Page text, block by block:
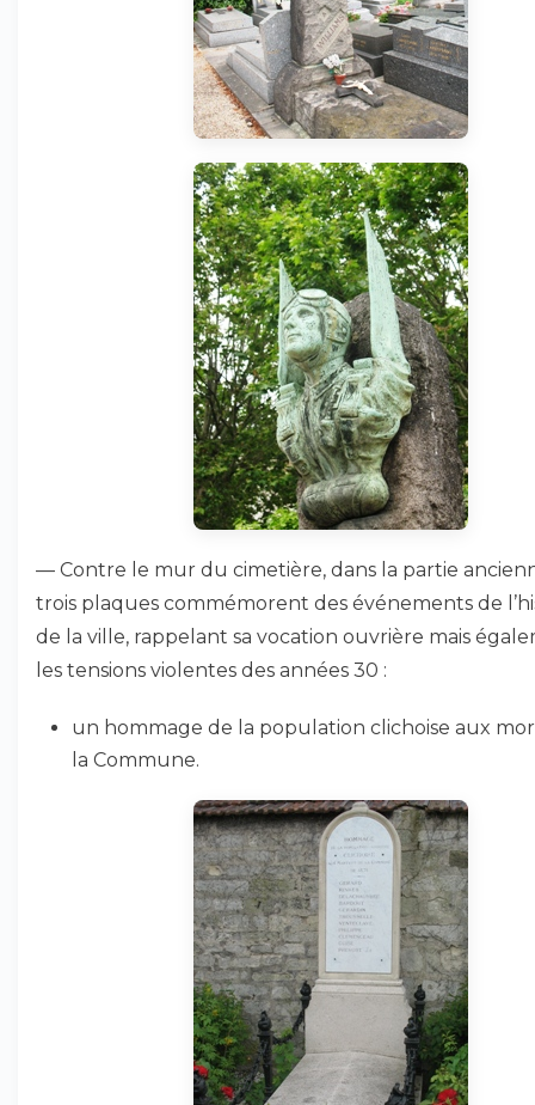
— Contre le mur du cimetière, dans la partie
trois plaques commémorent des événements de
de la ville, rappelant sa vocation ouvrière mais
les tensions violentes des années 30 :
un hommage de la population clichoise aux
la Commune.